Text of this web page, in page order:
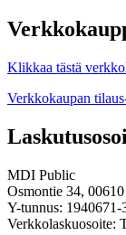
Klikkaa tästä
Verkkokaupan
MDI Public
Osmontie 34,
Y-tunnus: 1940671-
Verkkolaskuosoite: